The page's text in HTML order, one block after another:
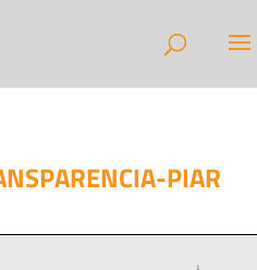
PIAR